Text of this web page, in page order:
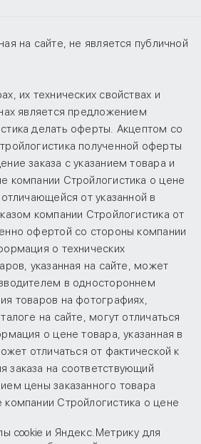
на сайте, не является публичной
их технических свойствах и
является предложением
делать оферты. Акцептом со
полученной оферты
заказа с указанием товара и
компании Стройлогистика о цене
от указанной в
компании Стройлогистика от
офертой со стороны компании
о технических
указанная на сайте, может
в одностороннем
товаров на фотографиях,
на сайте, могут отличаться
о цене товара, указанная в
отличаться от фактической к
заказа на соответствующий
цены заказанного товара
Стройлогистика о цене
cookie и Яндекс.Метрику для